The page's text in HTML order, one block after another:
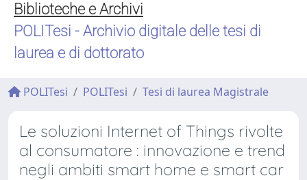
Biblioteche e Archivi
POLITesi - Archivio digitale delle tesi di
laurea e di dottorato
POLITesi POLITesi Tesi di laurea Magistrale
Le soluzioni Internet of Things rivolte
al consumatore : innovazione e trend
negli ambiti smart home e smart car